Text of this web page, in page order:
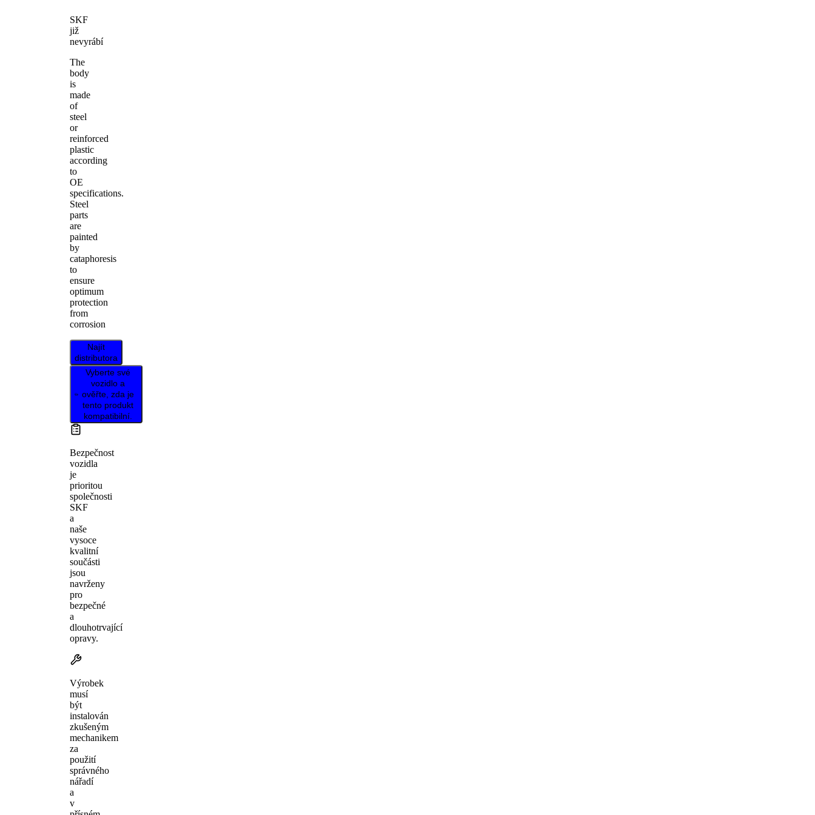
SKF
již
nevyrábí
The
body
is
made
of
steel
or
reinforced
plastic
according
to
OE
specifications.
Steel
parts
are
painted
by
cataphoresis
to
ensure
optimum
protection
from
corrosion
Najít
distributora
Vyberte své
vozidlo a
ověřte, zda je
tento produkt
kompatibilní.
Bezpečnost
vozidla
je
prioritou
společnosti
SKF
a
naše
vysoce
kvalitní
součásti
jsou
navrženy
pro
bezpečné
a
dlouhotrvající
opravy.
Výrobek
musí
být
instalován
zkušeným
mechanikem
za
použití
správného
nářadí
a
v